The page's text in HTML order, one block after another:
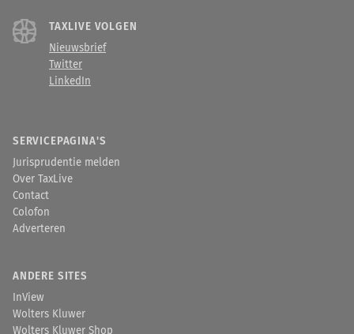
TAXLIVE VOLGEN
Nieuwsbrief
Twitter
LinkedIn
SERVICEPAGINA'S
Jurisprudentie melden
Over TaxLive
Contact
Colofon
Adverteren
ANDERE SITES
InView
Wolters Kluwer
Wolters Kluwer Shop